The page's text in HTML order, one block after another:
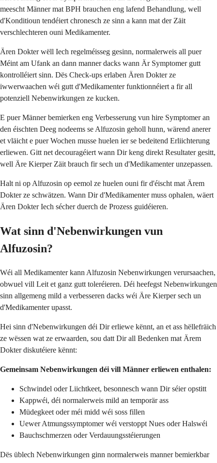
meescht Männer mat BPH brauchen eng lafend Behandlung, well
d'Konditioun tendéiert chronesch ze sinn a kann mat der Zäit
verschlechteren ouni Medikamenter.
Ären Dokter wëll Iech regelméisseg gesinn, normalerweis all puer
Méint am Ufank an dann manner dacks wann Är Symptomer gutt
kontrolléiert sinn. Dës Check-ups erlaben Ären Dokter ze
iwwerwaachen wéi gutt d'Medikamenter funktionnéiert a fir all
potenziell Nebenwirkungen ze kucken.
E puer Männer bemierken eng Verbesserung vun hire Symptomer an
den éischten Deeg nodeems se Alfuzosin geholl hunn, wärend anerer
et vläicht e puer Wochen musse huelen ier se bedeitend Erliichterung
erliewen. Gitt net decouragéiert wann Dir keng direkt Resultater gesitt,
well Äre Kierper Zäit brauch fir sech un d'Medikamenter unzepassen.
Halt ni op Alfuzosin op eemol ze huelen ouni fir d'éischt mat Ärem
Dokter ze schwätzen. Wann Dir d'Medikamenter muss ophalen, wäert
Ären Dokter Iech sécher duerch de Prozess guidéieren.
Wat sinn d'Nebenwirkungen vun
Alfuzosin?
Wéi all Medikamenter kann Alfuzosin Nebenwirkungen verursaachen,
obwuel vill Leit et ganz gutt toleréieren. Déi heefegst Nebenwirkungen
sinn allgemeng mild a verbesseren dacks wéi Äre Kierper sech un
d'Medikamenter upasst.
Hei sinn d'Nebenwirkungen déi Dir erliewe kënnt, an et ass hëllefräich
ze wëssen wat ze erwaarden, sou datt Dir all Bedenken mat Ärem
Dokter diskutéiere kënnt:
Gemeinsam Nebenwirkungen déi vill Männer erliewen enthalen:
Schwindel oder Liichtkeet, besonnesch wann Dir séier opstitt
Kappwéi, déi normalerweis mild an temporär ass
Müdegkeet oder méi midd wéi soss fillen
Uewer Atmungssymptomer wéi verstoppt Nues oder Halswéi
Bauchschmerzen oder Verdauungsstéierungen
Dës üblech Nebenwirkungen ginn normalerweis manner bemierkbar